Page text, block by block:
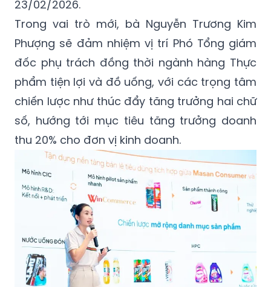
Kim Phượng giữ chức Phó Tổng Giám đốc.
Quyết định có hiệu lực kể từ ngày
23/02/2026.
Trong vai trò mới, bà Nguyễn Trương Kim
Phượng sẽ đảm nhiệm vị trí Phó Tổng giám
đốc phụ trách đồng thời ngành hàng Thực
phẩm tiện lợi và đồ uống, với các trọng tâm
chiến lược như thúc đẩy tăng trưởng hai chữ
số, hướng tới mục tiêu tăng trưởng doanh
thu 20% cho đơn vị kinh doanh.